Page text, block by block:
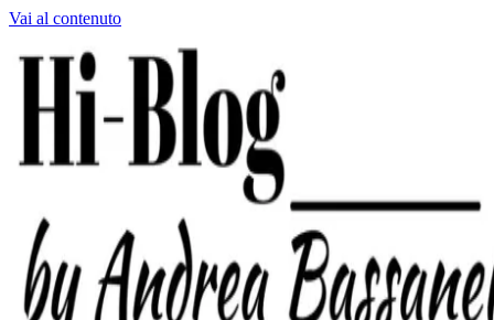
Vai al contenuto